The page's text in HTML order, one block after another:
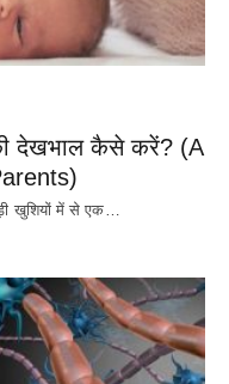
देखभाल कैसे करें? (A
खुशियों में से एक…